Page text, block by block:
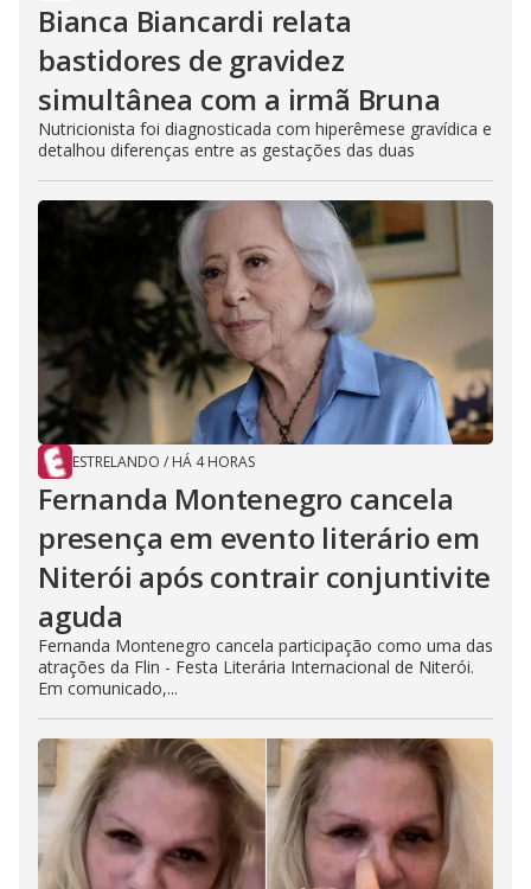
Bianca Biancardi relata
bastidores de gravidez
simultânea com a irmã Bruna
Nutricionista foi diagnosticada com hiperêmese gravídica e
detalhou diferenças entre as gestações das duas
ESTRELANDO / HÁ 4 HORAS
Fernanda Montenegro cancela
presença em evento literário em
Niterói após contrair conjuntivite
aguda
Fernanda Montenegro cancela participação como uma das
atrações da Flin - Festa Literária Internacional de Niterói.
Em comunicado,...